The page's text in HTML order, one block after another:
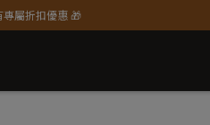
屬折扣優惠 🎁